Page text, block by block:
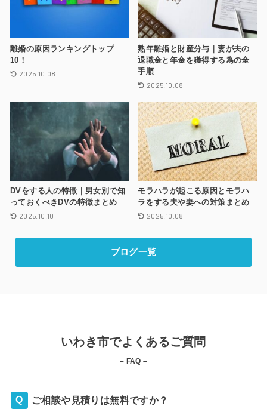
離婚の原因ランキングトップ
10！
2025.10.08
熟年離婚と財産分与｜妻が夫の
退職金と年金を獲得する為の全
手順
2025.10.08
DVをする人の特徴｜男女別で知
っておくべきDVの特徴まとめ
2025.10.10
モラハラが起こる原因とモラハ
ラをする夫や妻への対策まとめ
2025.10.08
ブログ一覧
いわき市でよくあるご質問
– FAQ –
ご相談や見積りは無料ですか？